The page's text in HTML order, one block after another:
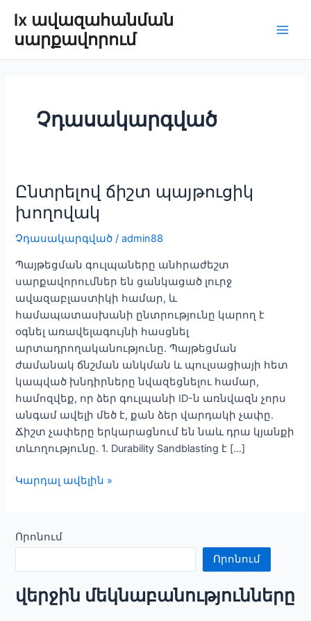
բովանդակությանը
lx ավազահանման
սարքավորում
Չդասակարգված
Ընտրելով ճիշտ պայթուցիկ
խողովակ
Չդասակարգված /admin88
Պայթեցման գուլպաները անհրաժեշտ
սարքավորումներ են ցանկացած լուրջ
ավազաբլաստիկի համար, և
համապատասխանի ընտրությունը կարող է
օգնել առավելագույնի հասցնել
արտադրողականությունը. Պայթեցման
ժամանակ ճնշման անկման և պուլսացիայի հետ
կապված խնդիրները նվազեցնելու համար,
համոզվեք, որ ձեր գուլպանի ID-ն առնվազն չորս
անգամ ավելի մեծ է, քան ձեր վարդակի չափը.
Ճիշտ չափերը երկարացնում են նաև դրա կյանքի
տևողությունը. 1. Durability Sandblasting է […]
Ընտրելով
խողովակ
Կարդալ ավելին »
Որոնում
Որոնում
վերջին մեկնաբանությունները